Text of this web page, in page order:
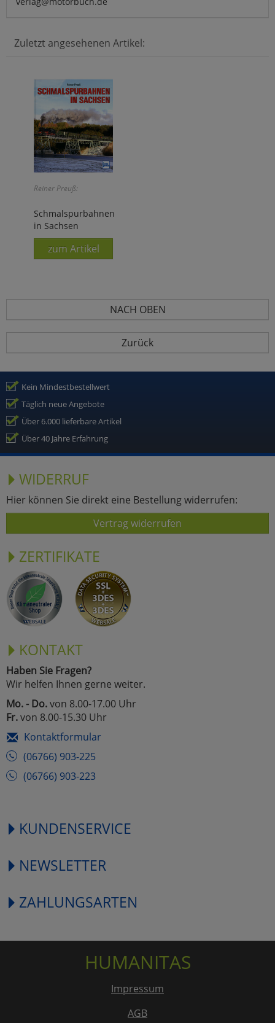
Zuletzt angesehenen Artikel:
Reiner Preuß:
Schmalspurbahnen
in Sachsen
zum Artikel
NACH OBEN
Zurück
Kein Mindestbestellwert
Täglich neue Angebote
Über 6.000 lieferbare Artikel
Über 40 Jahre Erfahrung
WIDERRUF
Hier können Sie direkt eine Bestellung widerrufen:
Vertrag widerrufen
ZERTIFIKATE
KONTAKT
Haben Sie Fragen?
Wir helfen Ihnen gerne weiter.
Mo. - Do.von 8.00-17.00 Uhr
Fr.von 8.00-15.30 Uhr
Kontaktformular
(06766) 903-225
(06766) 903-223
KUNDENSERVICE
NEWSLETTER
ZAHLUNGSARTEN
HUMANITAS
Impressum
AGB